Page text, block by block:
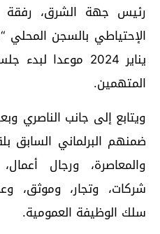
يناير 2024 موعدا
المتهمين.
ويتابع إلى جانب الناصري
ضمنهم البرلماني السابق
والمعاصرة، ورجال
شركات، وتجار، وموثق،
سلك الوظيفة العمومية.